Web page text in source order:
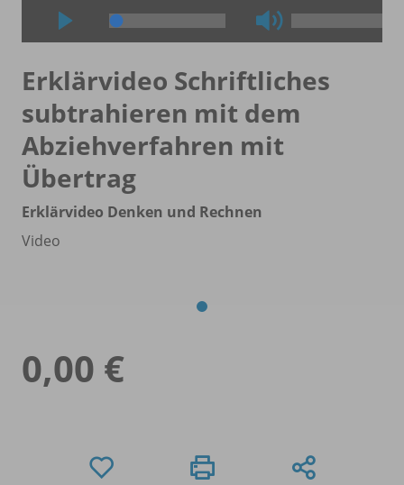
Erklärvideo Schriftliches
subtrahieren mit dem
Abziehverfahren mit
Übertrag
Erklärvideo Denken und Rechnen
Video
0,00 €